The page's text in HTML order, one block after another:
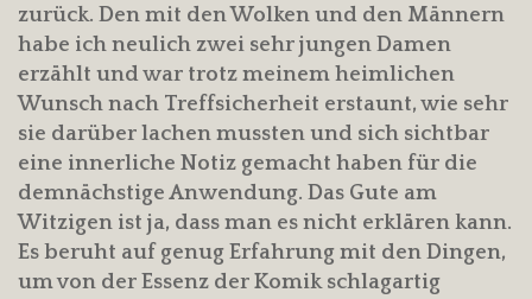
zurück. Den mit den Wolken und den Männern
habe ich neulich zwei sehr jungen Damen
erzählt und war trotz meinem heimlichen
Wunsch nach Treffsicherheit erstaunt, wie sehr
sie darüber lachen mussten und sich sichtbar
eine innerliche Notiz gemacht haben für die
demnächstige Anwendung. Das Gute am
Witzigen ist ja, dass man es nicht erklären kann.
Es beruht auf genug Erfahrung mit den Dingen,
um von der Essenz der Komik schlagartig